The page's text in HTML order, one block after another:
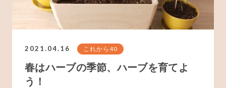
2021.04.16 これから40
春はハーブの季節、ハーブを育てよ
う！